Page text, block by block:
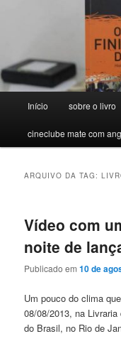
principal
secundárioO Cerol
Histórias
Angu
principal
Início sobre o livro
cineclube mate com
ARQUIVO DA TAG:
Vídeo com
noite de
Publicado em10 de
Um pouco do clima
08/08/2013, na
do Brasil, no Rio de